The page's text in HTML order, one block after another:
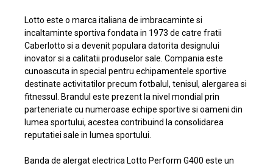
Lotto este o marca italiana de imbracaminte si
incaltaminte sportiva fondata in 1973 de catre fratii
Caberlotto si a devenit populara datorita designului
inovator si a calitatii produselor sale. Compania este
cunoascuta in special pentru echipamentele sportive
destinate activitatilor precum fotbalul, tenisul, alergarea si
fitnessul. Brandul este prezent la nivel mondial prin
parteneriate cu numeroase echipe sportive si oameni din
lumea sportului, acestea contribuind la consolidarea
reputatiei sale in lumea sportului.
Banda de alergat electrica Lotto Perform G400 este un